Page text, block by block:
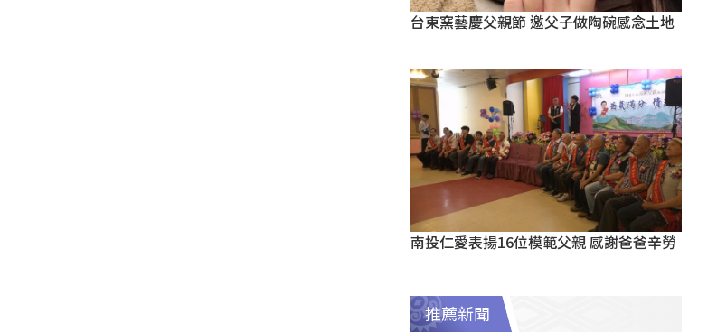
台東窯藝慶父親節 邀父子做陶碗感念土地
南投仁愛表揚16位模範父親 感謝爸爸辛勞
推薦新聞